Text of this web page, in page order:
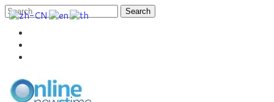
Search